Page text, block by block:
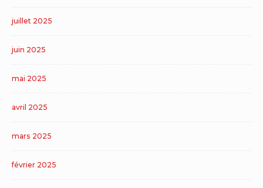
juillet 2025
juin 2025
mai 2025
avril 2025
mars 2025
février 2025